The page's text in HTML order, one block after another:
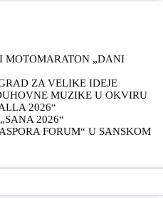
MOTOMARATON „DANI
ZA VELIKE IDEJE
MUZIKE U OKVIRU
2026“
2026“
FORUM“ U SANSKOM